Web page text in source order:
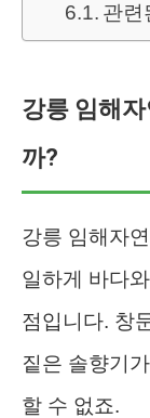
관련
강릉 임해
까?
강릉 임해자
일하게 바다
점입니다. 창
짙은 솔향기
할 수 없죠.